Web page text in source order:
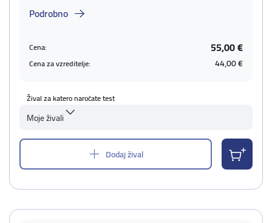
Podrobno
Cena: 55,00 €
Cena za vzreditelje: 44,00 €
Žival za katero naročate test
Moje živali
Dodaj žival